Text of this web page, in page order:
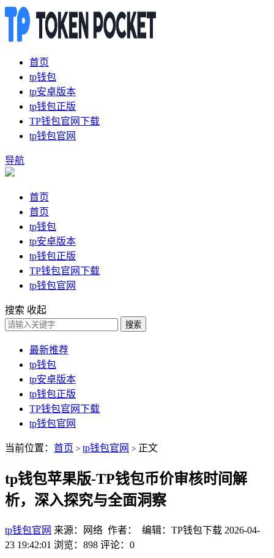
首页
tp钱包
tp安卓版本
tp钱包正版
TP钱包官网下载
tp钱包官网
导航
首页
首页
tp钱包
tp安卓版本
tp钱包正版
TP钱包官网下载
tp钱包官网
搜索 收起
搜索
最新推荐
tp钱包
tp安卓版本
tp钱包正版
TP钱包官网下载
tp钱包官网
当前位置： 首页 > tp钱包官网 > 正文
tp钱包苹果版-TP钱包币价审核时间解
析，深入探究与全面洞察
tp钱包官网 来源：网络 作者： 编辑：TP钱包下载 2026-04-
23 19:42:01 浏览：898 评论：0